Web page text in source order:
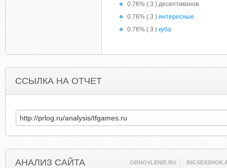
0.76% ( 3 ) десептиконов
0.76% ( 3 ) интересные
0.76% ( 3 ) куба
ССЫЛКА НА ОТЧЕТ
АНАЛИЗ САЙТА OBNOVLENIE.RU